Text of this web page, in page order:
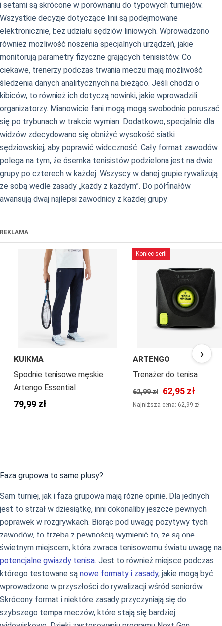
i setami są skrócone w porównaniu do typowych turniejów.
Wszystkie decyzje dotyczące linii są podejmowane
elektronicznie, bez udziału sędziów liniowych. Wprowadzono
również możliwość noszenia specjalnych urządzeń, jakie
monitorują parametry fizyczne grających tenisistów. Co
ciekawe, trenerzy podczas trwania meczu mają możliwość
śledzenia danych analitycznych na bieżąco. Jeśli chodzi o
kibiców, to również ich dotyczą nowinki, jakie wprowadzili
organizatorzy. Mianowicie fani mogą mogą swobodnie poruszać
się po trybunach w trakcie wymian. Dodatkowo, specjalnie dla
widzów zdecydowano się obniżyć wysokość siatki
sędziowskiej, aby poprawić widoczność. Cały format zawodów
polega na tym, że ósemka tenisistów podzielona jest na dwie
grupy po czterech w każdej. Wszyscy w danej grupie rywalizują
ze sobą wedle zasady „każdy z każdym”. Do półfinałów
awansują dwaj najlepsi zawodnicy z każdej grupy.
REKLAMA
KUIKMA
Spodnie tenisowe męskie
Artengo Essential
79,99 zł
Koniec serii
ARTENGO
Trenażer do tenisa
62,99 zł 62,95 zł
Najniższa cena: 62,99 zł
›
Faza grupowa to same plusy?
Sam turniej, jak i faza grupowa mają różne opinie. Dla jednych
jest to strzał w dziesiątkę, inni dokonaliby jeszcze pewnych
poprawek w rozgrywkach. Biorąc pod uwagę pozytywy tych
zawodów, to trzeba z pewnością wymienić to, że są one
świetnym miejscem, która zwraca tenisowemu światu uwagę na
potencjalne gwiazdy tenisa. Jest to również miejsce podczas
którego testowane są nowe formaty i zasady, jakie mogą być
wprowadzone w przyszłości do rywalizacji wśród seniorów.
Skrócony format i niektóre zasady przyczyniają się do
szybszego tempa meczów, które stają się bardziej